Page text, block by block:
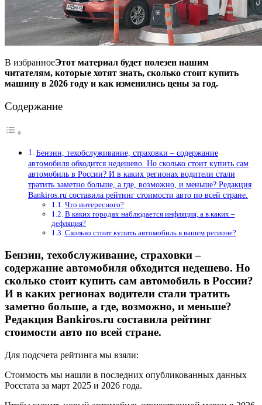
В избранноеЭтот материал будет полезен нашим
читателям, которые хотят знать, сколько стоит купить
машину в 2026 году и как изменились цены за год.
Содержание
Бензин, техобслуживание, страховки – содержание
автомобиля обходится недешево. Но сколько стоит купить сам
автомобиль в России? И в каких регионах водители стали
тратить заметно больше, а где, возможно, и меньше? Редакция
Bankiros.ru составила рейтинг стоимости авто по всей стране.
Что интересного?
В каких городах наблюдается инфляция, а в каких –
дефляция?
Сколько стоит купить автомобиль в вашем регионе?
Бензин, техобслуживание, страховки –
содержание автомобиля обходится недешево. Но
сколько стоит купить сам автомобиль в России?
И в каких регионах водители стали тратить
заметно больше, а где, возможно, и меньше?
Редакция Bankiros.ru составила рейтинг
стоимости авто по всей стране.
Для подсчета рейтинга мы взяли:
Стоимость мы нашли в последних опубликованных данных
Росстата за март 2025 и 2026 года.